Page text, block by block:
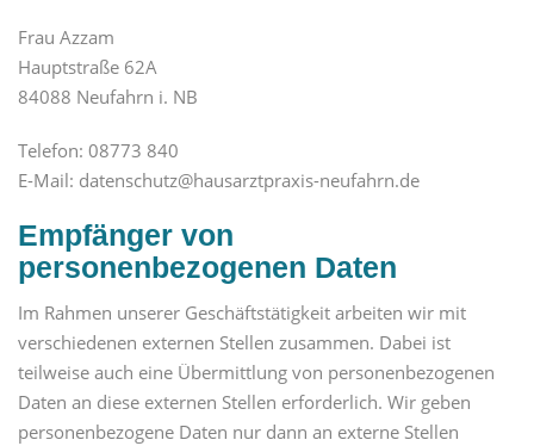
Frau Azzam
Hauptstraße 62A
84088 Neufahrn i. NB
Telefon: 08773 840
E-Mail: datenschutz@hausarztpraxis-neufahrn.de
Empfänger von
personenbezogenen Daten
Im Rahmen unserer Geschäftstätigkeit arbeiten wir mit
verschiedenen externen Stellen zusammen. Dabei ist
teilweise auch eine Übermittlung von personenbezogenen
Daten an diese externen Stellen erforderlich. Wir geben
personenbezogene Daten nur dann an externe Stellen